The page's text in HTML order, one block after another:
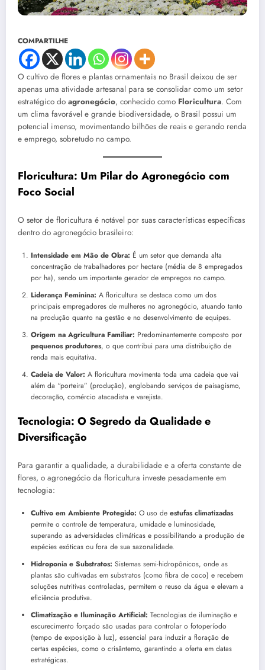
COMPARTILHE
O cultivo de flores e plantas ornamentais no Brasil deixou de ser
apenas uma atividade artesanal para se consolidar como um setor
estratégico do agronegócio, conhecido como Floricultura. Com
um clima favorável e grande biodiversidade, o Brasil possui um
potencial imenso, movimentando bilhões de reais e gerando renda
e emprego, sobretudo no campo.
Floricultura: Um Pilar do Agronegócio com
Foco Social
O setor de floricultura é notável por suas características específicas
dentro do agronegócio brasileiro:
Intensidade em Mão de Obra: É um setor que demanda alta
concentração de trabalhadores por hectare (média de 8 empregados
por ha), sendo um importante gerador de empregos no campo.
Liderança Feminina: A floricultura se destaca como um dos
principais empregadores de mulheres no agronegócio, atuando tanto
na produção quanto na gestão e no desenvolvimento de equipes.
Origem na Agricultura Familiar: Predominantemente composto por
pequenos produtores, o que contribui para uma distribuição de
renda mais equitativa.
Cadeia de Valor: A floricultura movimenta toda uma cadeia que vai
além da “porteira” (produção), englobando serviços de paisagismo,
decoração, comércio atacadista e varejista.
Tecnologia: O Segredo da Qualidade e
Diversificação
Para garantir a qualidade, a durabilidade e a oferta constante de
flores, o agronegócio da floricultura investe pesadamente em
tecnologia:
Cultivo em Ambiente Protegido: O uso de estufas climatizadas
permite o controle de temperatura, umidade e luminosidade,
superando as adversidades climáticas e possibilitando a produção de
espécies exóticas ou fora de sua sazonalidade.
Hidroponia e Substratos: Sistemas semi-hidropônicos, onde as
plantas são cultivadas em substratos (como fibra de coco) e recebem
soluções nutritivas controladas, permitem o reuso da água e elevam a
eficiência produtiva.
Climatização e Iluminação Artificial: Tecnologias de iluminação e
escurecimento forçado são usadas para controlar o fotoperíodo
(tempo de exposição à luz), essencial para induzir a floração de
certas espécies, como o crisântemo, garantindo a oferta em datas
estratégicas.